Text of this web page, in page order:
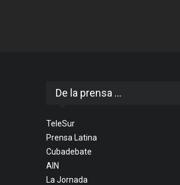
De la prensa ...
TeleSur
Prensa Latina
Cubadebate
AIN
La Jornada